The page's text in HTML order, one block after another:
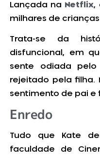
Lançada na Netflix,
milhares de
Trata-se da
disfuncional, em
sente odiada
rejeitado pela filha.
sentimento de pai e
Enredo
Tudo que Kate
faculdade de